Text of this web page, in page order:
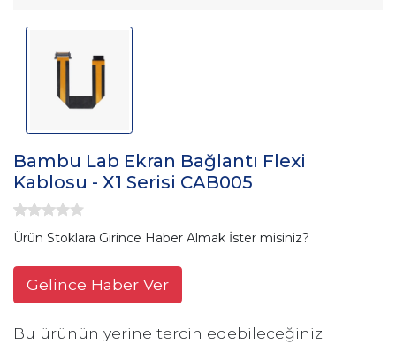
Bambu Lab Ekran Bağlantı Flexi
Kablosu - X1 Serisi CAB005
Ürün Stoklara Girince Haber Almak İster misiniz?
Gelince Haber Ver
Bu ürünün yerine tercih edebileceğiniz